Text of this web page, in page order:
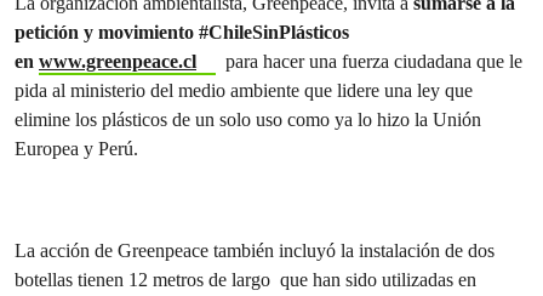
petición y movimiento #ChileSinPlásticos
en www.greenpeace.cl
para hacer una fuerza ciudadana que le
pida al ministerio del medio ambiente que lidere una ley que
elimine los plásticos de un solo uso como ya lo hizo la Unión
Europea y Perú.
La acción de Greenpeace también incluyó la instalación de dos
botellas tienen 12 metros de largo que han sido utilizadas en